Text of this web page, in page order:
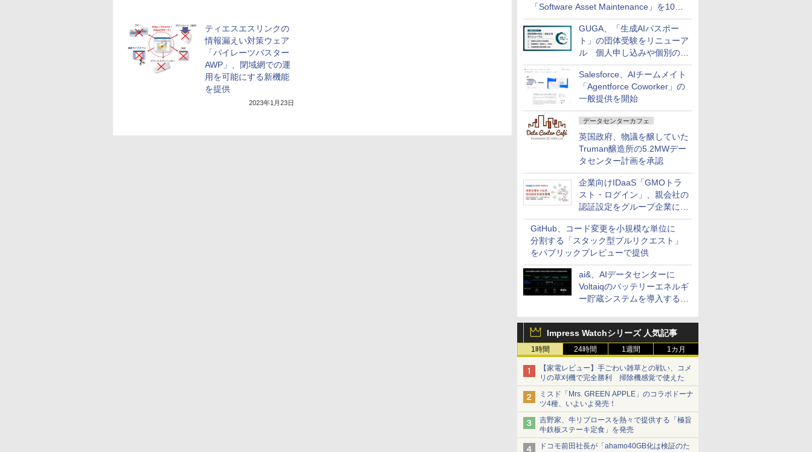
「Software Asset Maintenance」を10月
に発売
GUGA、「生成AIパスポー
ト」の団体受験をリニューア
ル 個人申し込みや個別の支
払いなどに対応
Salesforce、AIチームメイト
「Agentforce Coworker」の
一般提供を開始
データセンターカフェ
英国政府、物議を醸していた
Truman醸造所の5.2MWデー
タセンター計画を承認
企業向けIDaaS「GMOトラ
スト・ログイン」、親会社の
認証設定をグループ企業に展
開できる新機能を提供
GitHub、コード変更を小規模な単位に
分割する「スタック型プルリクエスト」
をパブリックプレビューで提供
ai&、AIデータセンターに
Voltaiqのバッテリーエネルギ
ー貯蔵システムを導入する計
Impress Watchシリーズ 人気記事
1時間 24時間 1週間 1カ月
【家電レビュー】手ごわい雑草との戦い、コメ
リの草刈機で完全勝利 掃除機感覚で使えた
ミスド「Mrs. GREEN APPLE」のコラボドーナ
ツ4種、いよいよ発売！
吉野家、牛リブロースを熱々で提供する「極旨
牛鉄板ステーキ定食」を発売
ドコモ前田社長が「ahamo40GB化は検証のた
ティエスエスリンクの
情報漏えい対策ウェア
「パイレーツバスター
AWP」、閉域網での運
用を可能にする新機能
を提供
2023年1月23日